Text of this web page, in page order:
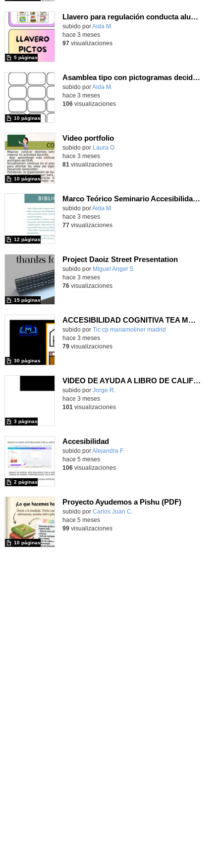
Llavero para regulación conducta alumnado ACNEAE
Contenido educativo.
subido porAida M.
5 páginas
hace 3 meses
97visualizaciones
Asamblea tipo con pictogramas decididas en Seminario Accesibilidad Cognitiva
Contenido educativo.
subido porAida M.
10 páginas
hace 3 meses
106visualizaciones
Video portfolio
Contenido educativo.
subido por Laura O.
10 páginas
hace 3 meses
81 visualizaciones
Marco Teórico Seminario Accesibilidad Cognitiva
Contenido educativo.
subido porAida M.
12 páginas
hace 3 meses
77visualizaciones
Project Daoiz Street Presentation
Contenido educativo.
subido por Miguel Angel S.
15 páginas
hace 3 meses
76visualizaciones
ACCESIBILIDAD COGNITIVA TEA MARÍA MOLINER 1
subido por Tic cp mariamoliner madrid
30 páginas
hace 3 meses
79visualizaciones
VIDEO DE AYUDA A LIBRO DE CALIFICACIÓNES Y RETROALIMENTACIÓN
subido por Jorge R.
3 páginas
hace 3 meses
101 visualizaciones
Accesibilidad
Contenido educativo.
subido porAlejandra F.
2 páginas
hace 5 meses
106visualizaciones
Proyecto Ayudemos a Pishu (PDF)
Contenido educativo.
subido por Carlos Juan C.
10 páginas
hace 5 meses
99visualizaciones